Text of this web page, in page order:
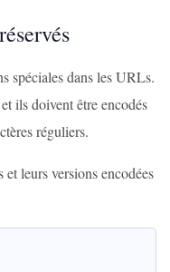
spéciales dans les URLs.
ils doivent être encodés
réguliers.
leurs versions encodées